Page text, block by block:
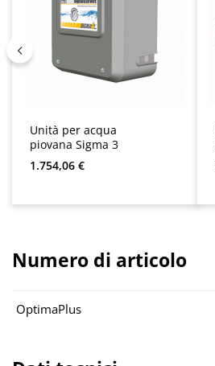
Unità per acqua
piovana Sigma 3
Prezzo normale:
1.754,06 €
Numero di articolo
OptimaPlus